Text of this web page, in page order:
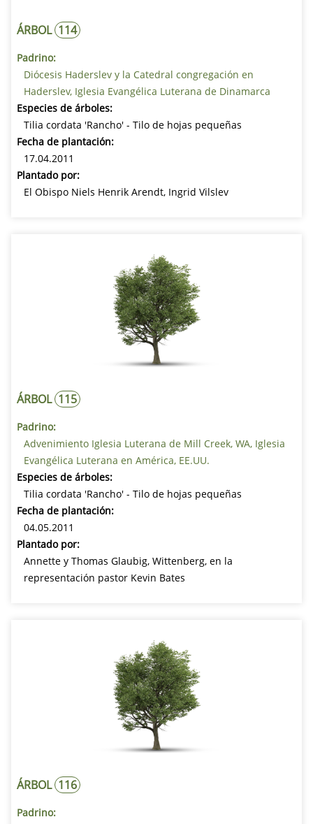
ÁRBOL 114
Padrino:
Diócesis Haderslev y la Catedral congregación en
Haderslev, Iglesia Evangélica Luterana de Dinamarca
Especies de árboles:
Tilia cordata 'Rancho' - Tilo de hojas pequeñas
Fecha de plantación:
17.04.2011
Plantado por:
El Obispo Niels Henrik Arendt, Ingrid Vilslev
ÁRBOL 115
Padrino:
Advenimiento Iglesia Luterana de Mill Creek, WA, Iglesia
Evangélica Luterana en América, EE.UU.
Especies de árboles:
Tilia cordata 'Rancho' - Tilo de hojas pequeñas
Fecha de plantación:
04.05.2011
Plantado por:
Annette y Thomas Glaubig, Wittenberg, en la
representación pastor Kevin Bates
ÁRBOL 116
Padrino: